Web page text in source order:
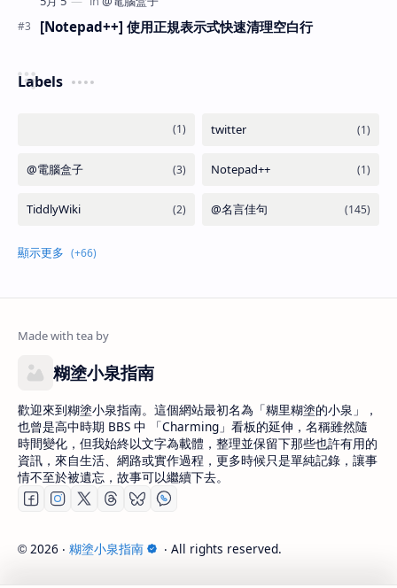
[Notepad++] 使用正規表示式快速清理空白行
Labels
糊塗小泉指南
歡迎來到糊塗小泉指南。這個網站最初名為「糊里糊塗的小泉」，
也曾是高中時期 BBS 中 「Charming」看板的延伸，名稱雖然隨
時間變化，但我始終以文字為載體，整理並保留下那些也許有用的
資訊，來自生活、網路或實作過程，更多時候只是單純記錄，讓事
情不至於被遺忘，故事可以繼續下去。
© 2026 ‧ 糊塗小泉指南 ‧ All rights reserved.